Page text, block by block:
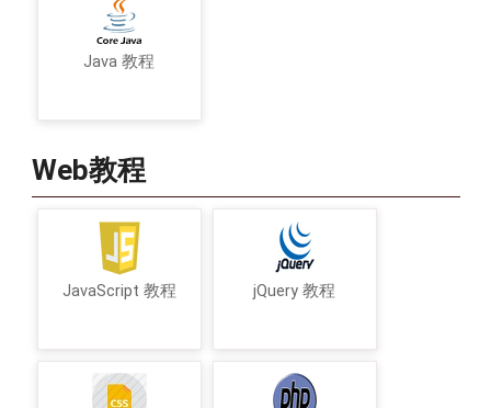
Java 教程
Web教程
JavaScript 教程 jQuery 教程